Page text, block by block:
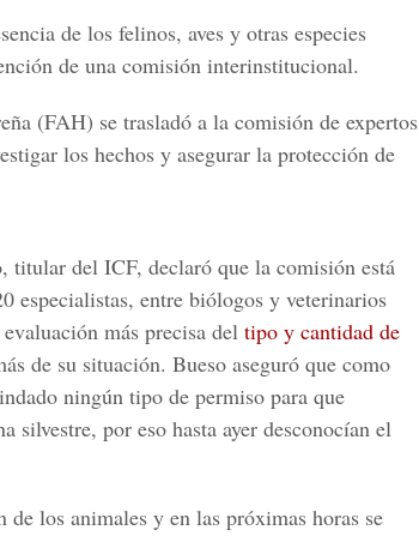
de los felinos, aves y otras especies
de una comisión interinstitucional.
(FAH) se trasladó a la comisión de expertos
los hechos y asegurar la protección de
titular del ICF, declaró que la comisión está
especialistas, entre biólogos y veterinarios
más precisa del tipo y cantidad de
de su situación. Bueso aseguró que como
ningún tipo de permiso para que
silvestre, por eso hasta ayer desconocían el
los animales y en las próximas horas se